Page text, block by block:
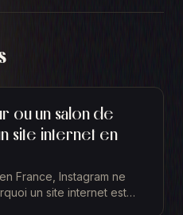
ou un salon de
site internet en
France, Instagram ne
un site internet est